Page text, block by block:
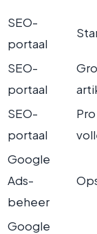
SEO-
portaal
SEO-
portaal
SEO-
portaal
Google
Ads-
beheer
Google